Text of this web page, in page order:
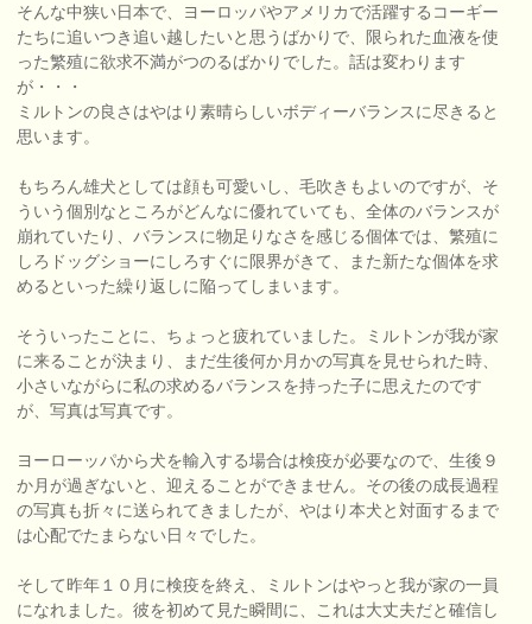
そんな中狭い日本で、ヨーロッパやアメリカで活躍するコーギー
たちに追いつき追い越したいと思うばかりで、限られた血液を使
った繁殖に欲求不満がつのるばかりでした。話は変わります
が・・・
ミルトンの良さはやはり素晴らしいボディーバランスに尽きると
思います。
もちろん雄犬としては顔も可愛いし、毛吹きもよいのですが、そ
ういう個別なところがどんなに優れていても、全体のバランスが
崩れていたり、バランスに物足りなさを感じる個体では、繁殖に
しろドッグショーにしろすぐに限界がきて、また新たな個体を求
めるといった繰り返しに陥ってしまいます。
そういったことに、ちょっと疲れていました。ミルトンが我が家
に来ることが決まり、まだ生後何か月かの写真を見せられた時、
小さいながらに私の求めるバランスを持った子に思えたのです
が、写真は写真です。
ヨーローッパから犬を輸入する場合は検疫が必要なので、生後９
か月が過ぎないと、迎えることができません。その後の成長過程
の写真も折々に送られてきましたが、やはり本犬と対面するまで
は心配でたまらない日々でした。
そして昨年１０月に検疫を終え、ミルトンはやっと我が家の一員
になれました。彼を初めて見た瞬間に、これは大丈夫だと確信し